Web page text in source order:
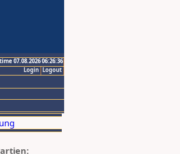
07.08.2026 06:26:36
Logout
Login